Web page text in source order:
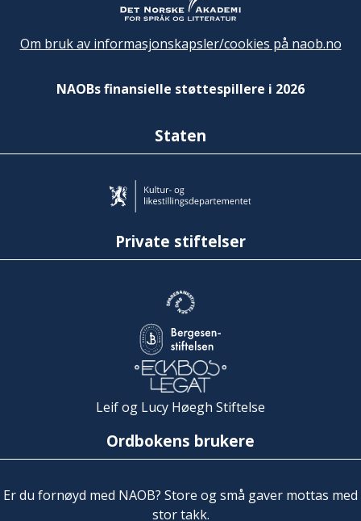
Om bruk av informasjonskapsler/cookies på naob.no
NAOBs finansielle støttespillere i 2026
Staten
Private stiftelser
Leif og Lucy Høegh Stiftelse
Ordbokens brukere
Er du fornøyd med NAOB? Store og små gaver mottas med
stor takk.